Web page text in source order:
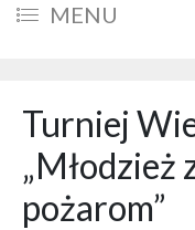
MENU
Turniej
„Młodzież
pożarom”